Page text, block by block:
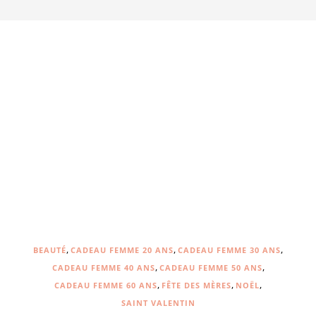
BEAUTÉ, CADEAU FEMME 20 ANS, CADEAU FEMME 30 ANS,
CADEAU FEMME 40 ANS, CADEAU FEMME 50 ANS,
CADEAU FEMME 60 ANS, FÊTE DES MÈRES, NOËL,
SAINT VALENTIN